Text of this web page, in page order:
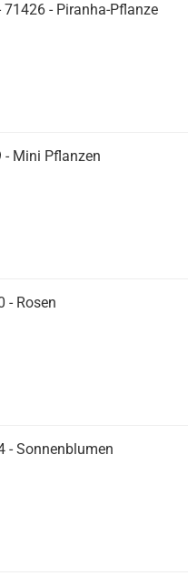
- Piranha-Pflanze
- Mini Pflanzen
- Rosen
- Sonnenblumen